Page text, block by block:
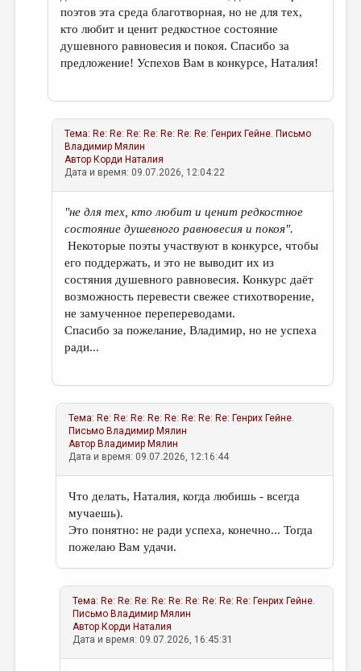
поэтов эта среда благотворная, но не для тех,
кто любит и ценит редкостное состояние
душевного равновесия и покоя. Спасибо за
предложение! Успехов Вам в конкурсе, Наталия!
Тема:Re: Re: Re: Re: Re: Re: Re: Генрих Гейне. Письмо
Владимир Мялин
АвторКорди Наталия
Дата и время: 09.07.2026, 12:04:22
"не для тех, кто любит и ценит редкостное
состояние душевного равновесия и покоя".
Некоторые поэты участвуют в конкурсе, чтобы
его поддержать, и это не выводит их из
состяния душевного равновесия. Конкурс даёт
возможность перевести свежее стихотворение,
не замученное перепереводами.
Спасибо за пожелание, Владимир, но не успеха
ради...
Тема:Re: Re: Re: Re: Re: Re: Re: Re: Генрих Гейне.
Письмо Владимир Мялин
АвторВладимир Мялин
Дата и время: 09.07.2026, 12:16:44
Что делать, Наталия, когда любишь - всегда
мучаешь).
Это понятно: не ради успеха, конечно... Тогда
пожелаю Вам удачи.
Тема:Re: Re: Re: Re: Re: Re: Re: Re: Re: Генрих Гейне.
Письмо Владимир Мялин
АвторКорди Наталия
Дата и время: 09.07.2026, 16:45:31